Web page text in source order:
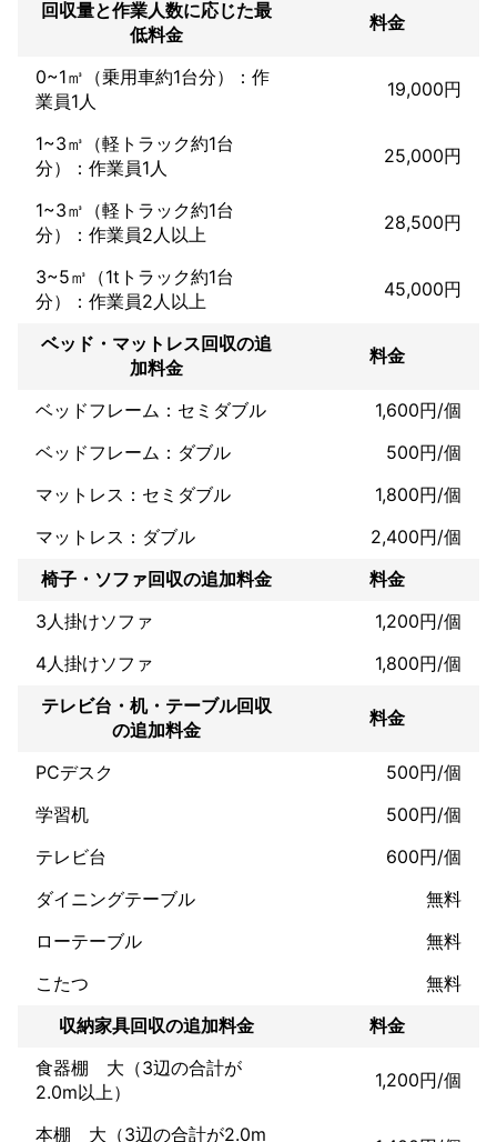
回収量と作業人数に応じた最
低料金
料金
0~1㎥（乗用車約1台分）：作
業員1人
19,000円
1~3㎥（軽トラック約1台
分）：作業員1人
25,000円
1~3㎥（軽トラック約1台
分）：作業員2人以上
28,500円
3~5㎥（1tトラック約1台
分）：作業員2人以上
45,000円
ベッド・マットレス回収の追
加料金
料金
ベッドフレーム：セミダブル
1,600円/個
ベッドフレーム：ダブル
500円/個
マットレス：セミダブル
1,800円/個
マットレス：ダブル
2,400円/個
椅子・ソファ回収の追加料金
料金
3人掛けソファ
1,200円/個
4人掛けソファ
1,800円/個
テレビ台・机・テーブル回収
の追加料金
料金
PCデスク
500円/個
学習机
500円/個
テレビ台
600円/個
ダイニングテーブル
無料
ローテーブル
無料
こたつ
無料
収納家具回収の追加料金
料金
食器棚 大（3辺の合計が
2.0m以上）
1,200円/個
本棚 大（3辺の合計が2.0m